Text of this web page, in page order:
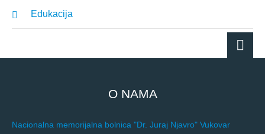
Edukacija
O NAMA
Nacionalna memorijalna bolnica "Dr. Juraj Njavro" Vukovar